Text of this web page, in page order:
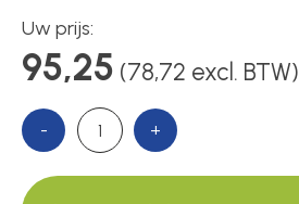
Uw prijs:
95,25 (78,72 excl. BTW)
- +